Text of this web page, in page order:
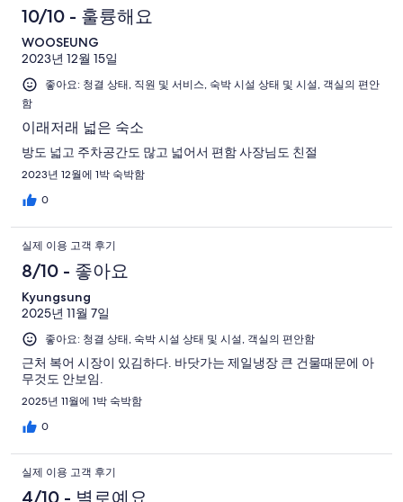
10/10 - 훌륭해요
WOOSEUNG
2023년 12월 15일
좋아요: 청결 상태, 직원 및 서비스, 숙박 시설 상태 및 시설, 객실의 편안
함
이래저래 넓은 숙소
방도 넓고 주차공간도 많고 넓어서 편함 사장님도 친절
2023년 12월에 1박 숙박함
0
실제 이용 고객 후기
8/10 - 좋아요
Kyungsung
2025년 11월 7일
좋아요: 청결 상태, 숙박 시설 상태 및 시설, 객실의 편안함
근처 복어 시장이 있김하다. 바닷가는 제일냉장 큰 건물때문에 아
무것도 안보임.
2025년 11월에 1박 숙박함
0
실제 이용 고객 후기